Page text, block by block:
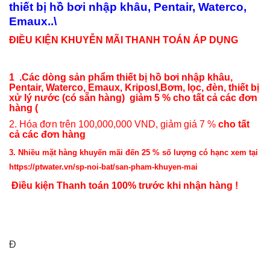
thiết bị hồ bơi nhập khâu, Pentair, Waterco,
Emaux..\
ĐIỀU KIỆN KHUYỄN MÃI THANH TOÁN ÁP DỤNG
1 .Các dòng sản phẩm thiết bị hồ bơi nhập khâu,
Pentair, Waterco, Emaux, Kriposl,Bơm, lọc, đèn, thiết bị
xử lý nước (có sẵn hàng) giảm 5 % cho tất cả các đơn
hàng (
2. Hóa đơn trên 100,000,000 VND, giảm giá 7 % cho tất
cả các đơn hàng
3. Nhiều mặt hàng khuyến mãi đến 25 % số lượng có hạnc xem tại
https://ptwater.vn/sp-noi-bat/san-pham-khuyen-mai
Điều kiện Thanh toán 100% trước khi nhận hàng !
Đ